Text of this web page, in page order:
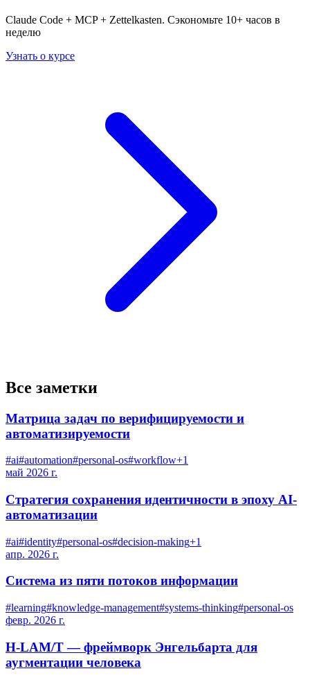
Claude Code + MCP + Zettelkasten. Сэкономьте 10+ часов в
неделю
Узнать о курсе
Все заметки
Матрица задач по верифицируемости и
автоматизируемости
#ai#automation#personal-os#workflow+1
май 2026 г.
Стратегия сохранения идентичности в эпоху AI-
автоматизации
#ai#identity#personal-os#decision-making+1
апр. 2026 г.
Система из пяти потоков информации
#learning#knowledge-management#systems-thinking#personal-os
февр. 2026 г.
H-LAM/T — фреймворк Энгельбарта для
аугментации человека